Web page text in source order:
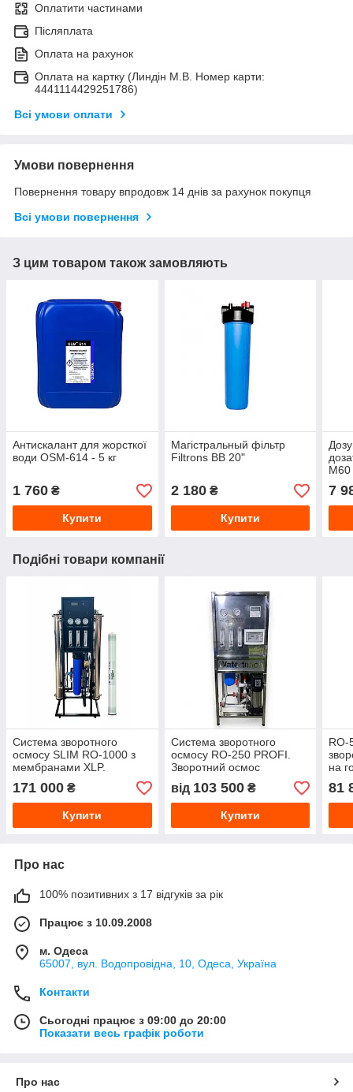
Оплатити частинами
Післяплата
Оплата на рахунок
Оплата на картку (Линдін М.В. Номер карти:
4441114429251786)
Всі умови оплати
Умови повернення
Повернення товару впродовж 14 днів за рахунок покупця
Всі умови повернення
З цим товаром також замовляють
Антискалант для жорсткої
води OSM-614 - 5 кг
1 760 ₴
Купити
Магістральный фільтр
Filtrons BB 20"
2 180₴
Купити
М60
7
Подібні товари компанії
Система зворотного
осмосу SLIM RO-1000 з
мембранами XLP.
зворотного осмосу 1000 л
на годину
171 000 ₴
Купити
Система зворотного
осмосу RO-250 PROFI.
Зворотний осмос
промисловий, нержавіюча
сталь
від 103 500₴
Купити
RO-
на
81
Про нас
100% позитивних з 17 відгуків за рік
Працює з 10.09.2008
м. Одеса
65007, вул. Водопровідна, 10, Одеса, Україна
Контакти
Сьогодні працює з 09:00 до 20:00
Показати весь графік роботи
Про нас